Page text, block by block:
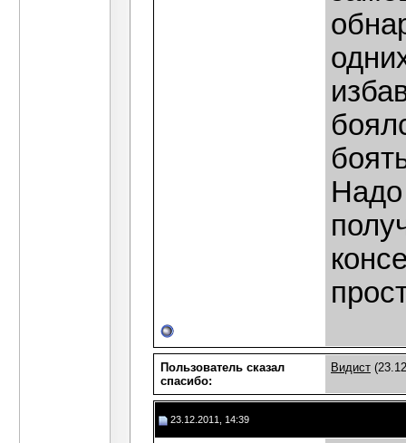
Надо
Пользователь сказал
cпасибо:
Видист
23.12.2011, 14:39